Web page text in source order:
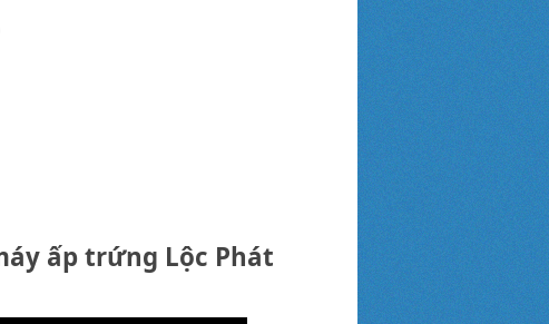
ấp trứng Lộc Phát